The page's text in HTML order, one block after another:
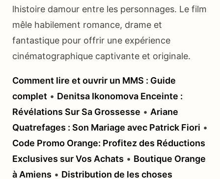
lhistoire damour entre les personnages. Le film
mêle habilement romance, drame et
fantastique pour offrir une expérience
cinématographique captivante et originale.
Comment lire et ouvrir un MMS : Guide
complet • Denitsa Ikonomova Enceinte :
Révélations Sur Sa Grossesse • Ariane
Quatrefages : Son Mariage avec Patrick Fiori •
Code Promo Orange: Profitez des Réductions
Exclusives sur Vos Achats • Boutique Orange
à Amiens • Distribution de les choses